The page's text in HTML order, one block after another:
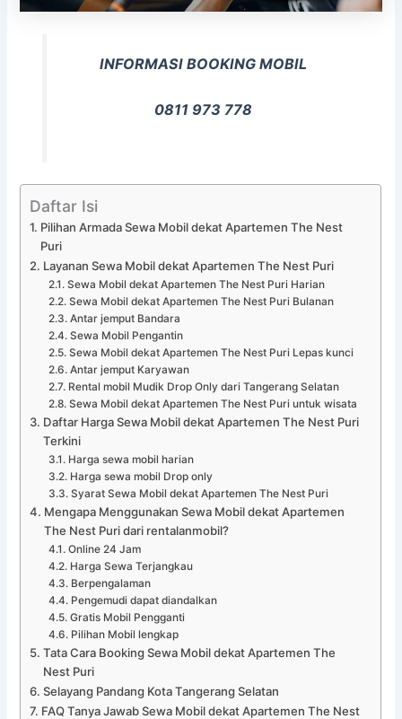
INFORMASI BOOKING MOBIL
0811 973 778
Daftar Isi
Pilihan Armada Sewa Mobil dekat Apartemen The Nest
Puri
Layanan Sewa Mobil dekat Apartemen The Nest Puri
Sewa Mobil dekat Apartemen The Nest Puri Harian
Sewa Mobil dekat Apartemen The Nest Puri Bulanan
Antar jemput Bandara
Sewa Mobil Pengantin
Sewa Mobil dekat Apartemen The Nest Puri Lepas kunci
Antar jemput Karyawan
Rental mobil Mudik Drop Only dari Tangerang Selatan
Sewa Mobil dekat Apartemen The Nest Puri untuk wisata
Daftar Harga Sewa Mobil dekat Apartemen The Nest Puri
Terkini
Harga sewa mobil harian
Harga sewa mobil Drop only
Syarat Sewa Mobil dekat Apartemen The Nest Puri
Mengapa Menggunakan Sewa Mobil dekat Apartemen
The Nest Puri dari rentalanmobil?
Online 24 Jam
Harga Sewa Terjangkau
Berpengalaman
Pengemudi dapat diandalkan
Gratis Mobil Pengganti
Pilihan Mobil lengkap
Tata Cara Booking Sewa Mobil dekat Apartemen The
Nest Puri
Selayang Pandang Kota Tangerang Selatan
FAQ Tanya Jawab Sewa Mobil dekat Apartemen The Nest